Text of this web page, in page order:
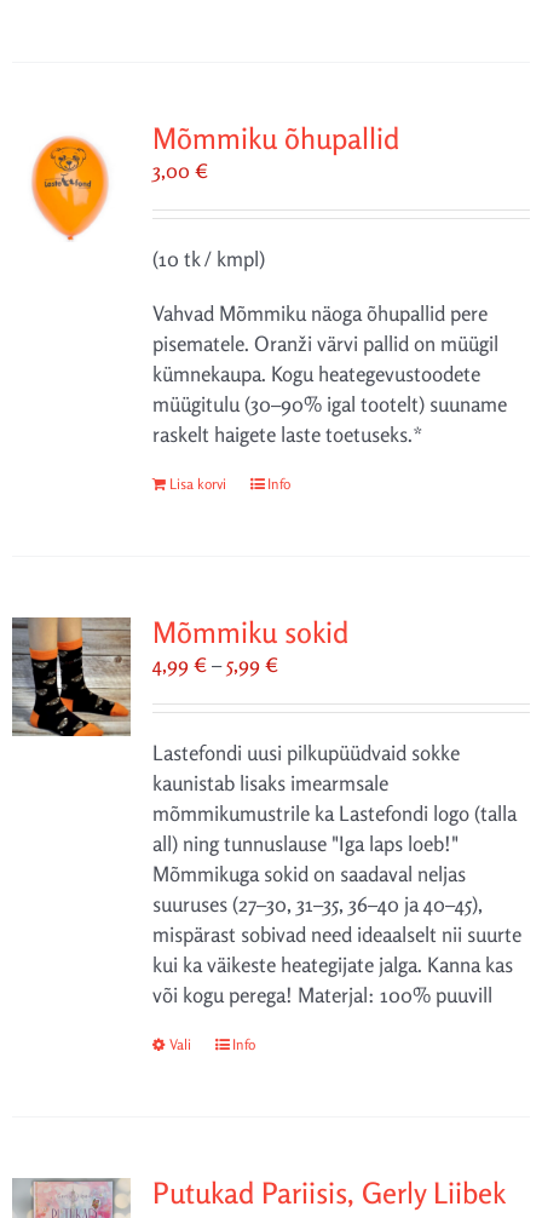
Mõmmiku õhupallid
3,00 €
(10 tk / kmpl)
Vahvad Mõmmiku näoga õhupallid pere
pisematele. Oranži värvi pallid on müügil
kümnekaupa. Kogu heategevustoodete
müügitulu (30–90% igal tootelt) suuname
raskelt haigete laste toetuseks.*
Lisa korvi Info
Mõmmiku sokid
4,99€ – 5,99€Hinnavahemik:
5,99 €
Lastefondi uusi pilkupüüdvaid sokke
kaunistab lisaks imearmsale
mõmmikumustrile ka Lastefondi logo (talla
all) ning tunnuslause "Iga laps loeb!"
Mõmmikuga sokid on saadaval neljas
suuruses (27–30, 31–35, 36–40 ja 40–45),
mispärast sobivad need ideaalselt nii suurte
kui ka väikeste heategijate jalga. Kanna kas
või kogu perega! Materjal: 100% puuvill
Vali
Sellel
Valikuid
Info
Putukad Pariisis, Gerly Liibek